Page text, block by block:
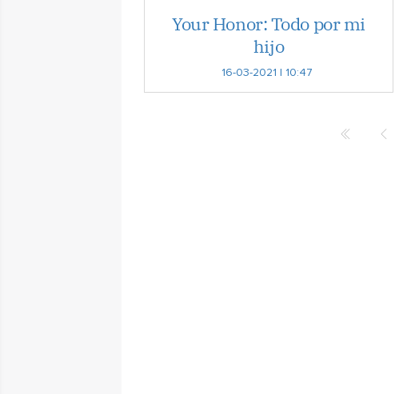
Your Honor: Todo por mi
hijo
16-03-2021 | 10:47